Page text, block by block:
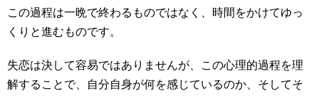
この過程は一晩で終わるものではなく、時間をかけてゆっ
くりと進むものです。
失恋は決して容易ではありませんが、この心理的過程を理
解することで、自分自身が何を感じているのか、そしてそ